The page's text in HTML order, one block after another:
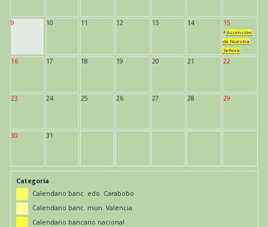
9 10 11 12 13 14 15
* Ascensión
de Nuestra
Señora
16 17 18 19 20 21 22
23 24 25 26 27 28 29
30 31
Categoría
Calendario banc. edo. Carabobo
Calendario banc. mun. Valencia
Calendario bancario nacional